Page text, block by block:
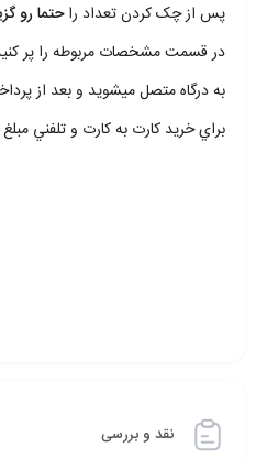
پس از چک کردن تعداد راحتما رو گزينه ۱
در قسمت مشخصات مربوطه را پر
به درگاه متصل ميشويد و بعد از
براي خريد کارت به کارت و تلفني مبلغ اکانت را + ۱۰ درصد به شماره کارت زير بريزيد و با
نقد و بررسی